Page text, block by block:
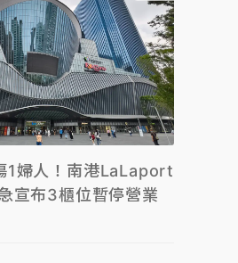
1婦人！南港LaLaport
布3櫃位暫停營業